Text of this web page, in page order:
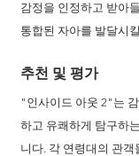
감정을 인정하고 받아
통합된 자아를 발달시
추천 및 평가
"인사이드 아웃 2"는
하고 유쾌하게 탐구하
니다. 각 연령대의 관객